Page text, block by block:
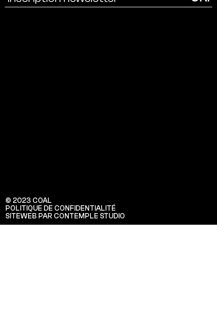
© 2023 COAL
POLITIQUE DE CONFIDENTIALITÉ
SITEWEB PAR CONTEMPLE STUDIO